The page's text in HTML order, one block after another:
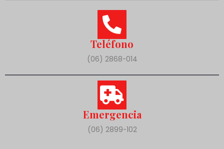
Teléfono
(06) 2868-014
Emergencia
(06) 2899-102